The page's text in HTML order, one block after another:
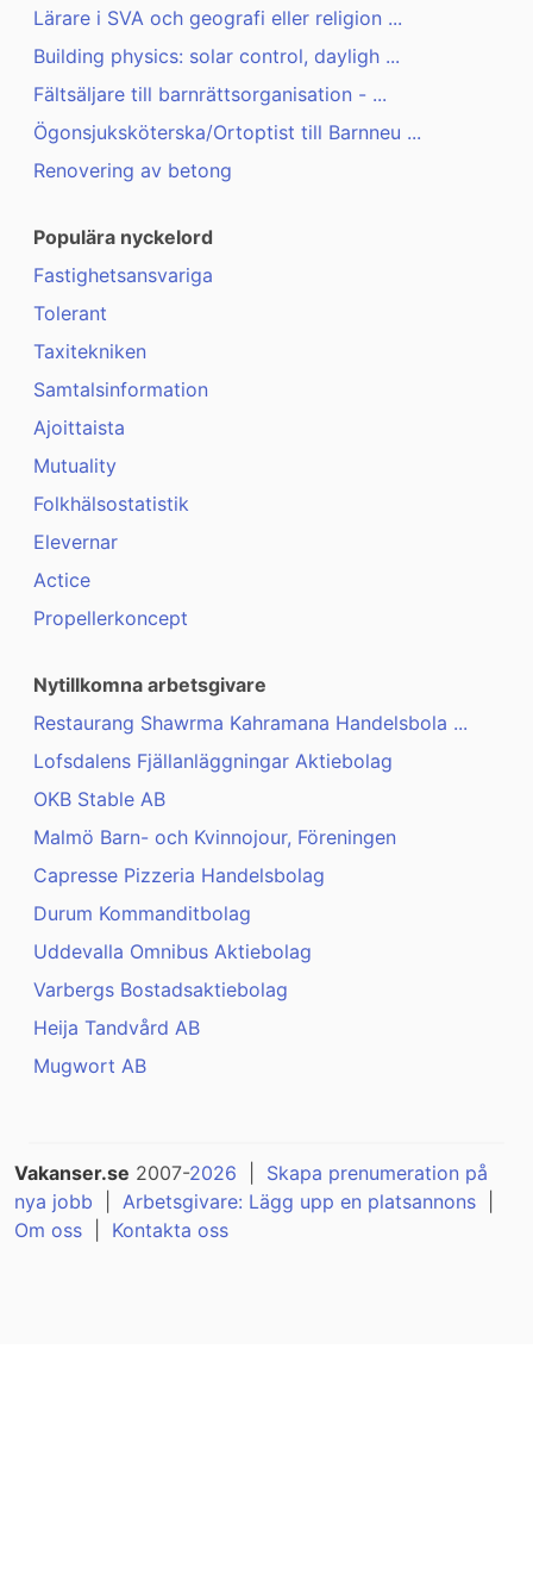
Lärare i SVA och geografi eller religion ...
Building physics: solar control, dayligh ...
Fältsäljare till barnrättsorganisation - ...
Ögonsjuksköterska/Ortoptist till Barnneu ...
Renovering av betong
Populära nyckelord
Fastighetsansvariga
Tolerant
Taxitekniken
Samtalsinformation
Ajoittaista
Mutuality
Folkhälsostatistik
Elevernar
Actice
Propellerkoncept
Nytillkomna arbetsgivare
Restaurang Shawrma Kahramana Handelsbola ...
Lofsdalens Fjällanläggningar Aktiebolag
OKB Stable AB
Malmö Barn- och Kvinnojour, Föreningen
Capresse Pizzeria Handelsbolag
Durum Kommanditbolag
Uddevalla Omnibus Aktiebolag
Varbergs Bostadsaktiebolag
Heija Tandvård AB
Mugwort AB
Vakanser.se 2007-2026
Skapa prenumeration på
nya jobb
Arbetsgivare: Lägg upp en platsannons
Om oss
Kontakta oss